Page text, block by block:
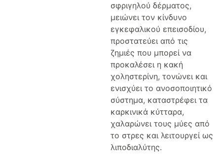
σφριγηλού δέρματος,
μειώνει τον κίνδυνο
εγκεφαλικού επεισοδίου,
προστατεύει από τις
ζημιές που μπορεί να
προκαλέσει η κακή
χοληστερίνη, τονώνει και
ενισχύει το ανοσοποιητικό
σύστημα, καταστρέφει τα
καρκινικά κύτταρα,
χαλαρώνει τους μύες από
το στρες και λειτουργεί ως
λιποδιαλύτης.